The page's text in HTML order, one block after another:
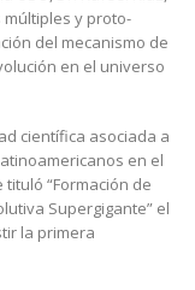
y proto-
del mecanismo de
en el universo
científica asociada a
en el
“Formación de
Supergigante” el
la primera